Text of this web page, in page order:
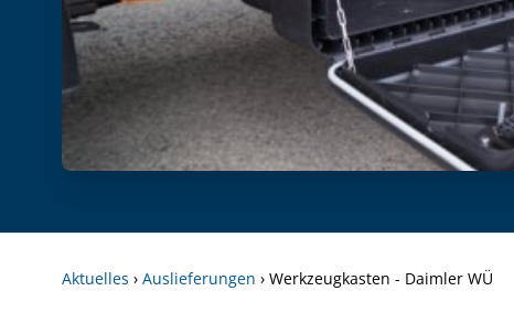
Aktuelles › Auslieferungen › Werkzeugkasten - Daimler WÜ